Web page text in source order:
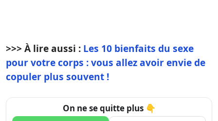
>>> À lire aussi : Les 10 bienfaits du sexe
pour votre corps : vous allez avoir envie de
copuler plus souvent !
On ne se quitte plus 👇